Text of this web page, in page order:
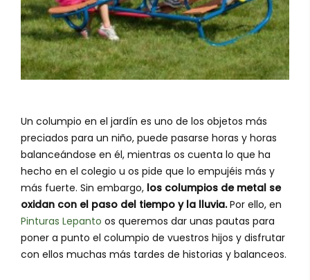
Un columpio en el jardín es uno de los objetos más
preciados para un niño, puede pasarse horas y horas
balanceándose en él, mientras os cuenta lo que ha
hecho en el colegio u os pide que lo empujéis más y
más fuerte. Sin embargo, los columpios de metal se
oxidan con el paso del tiempo y la lluvia.Por ello, en
Pinturas Lepanto os queremos dar unas pautas para
poner a punto el columpio de vuestros hijos y disfrutar
con ellos muchas más tardes de historias y balanceos.